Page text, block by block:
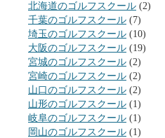
北海道のゴルフスクール (2)
千葉のゴルフスクール (7)
埼玉のゴルフスクール (10)
大阪のゴルフスクール (19)
宮城のゴルフスクール (2)
宮崎のゴルフスクール (2)
山口のゴルフスクール (2)
山形のゴルフスクール (1)
岐阜のゴルフスクール (1)
岡山のゴルフスクール (1)